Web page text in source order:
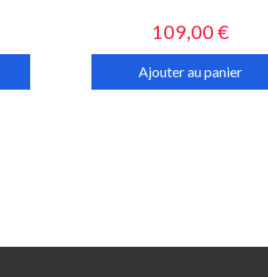
Prix
109,00 €
Ajouter au panier